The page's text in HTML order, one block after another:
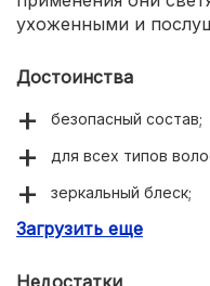
ухоженными и
Достоинства
безопасный состав;
для всех типов
зеркальный блеск;
мягкое очищение;
Загрузить еще